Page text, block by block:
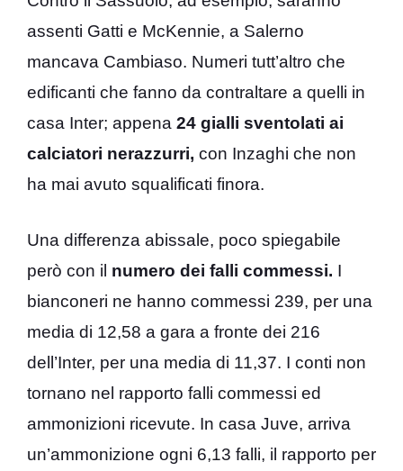
assenti Gatti e McKennie, a Salerno
mancava Cambiaso. Numeri tutt’altro che
edificanti che fanno da contraltare a quelli in
casa Inter; appena 24 gialli sventolati ai
calciatori nerazzurri, con Inzaghi che non
ha mai avuto squalificati finora.
Una differenza abissale, poco spiegabile
però con il numero dei falli commessi. I
bianconeri ne hanno commessi 239, per una
media di 12,58 a gara a fronte dei 216
dell’Inter, per una media di 11,37. I conti non
tornano nel rapporto falli commessi ed
ammonizioni ricevute. In casa Juve, arriva
un’ammonizione ogni 6,13 falli, il rapporto per